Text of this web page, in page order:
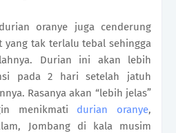
oranye juga cenderung
yang tak terlalu tebal sehingga
Durian ini akan lebih
pada 2 hari setelah jatuh
Rasanya akan “lebih jelas”
menikmati durian oranye,
Jombang di kala musim